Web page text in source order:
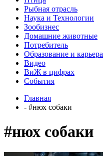
Рыбная отрасль
Наука и Технологии
Зообизнес
Домашние животные
Потребитель
Образование и карьера
Видео
ВиЖ в цифрах
События
Главная
- #нюх собаки
#нюх собаки